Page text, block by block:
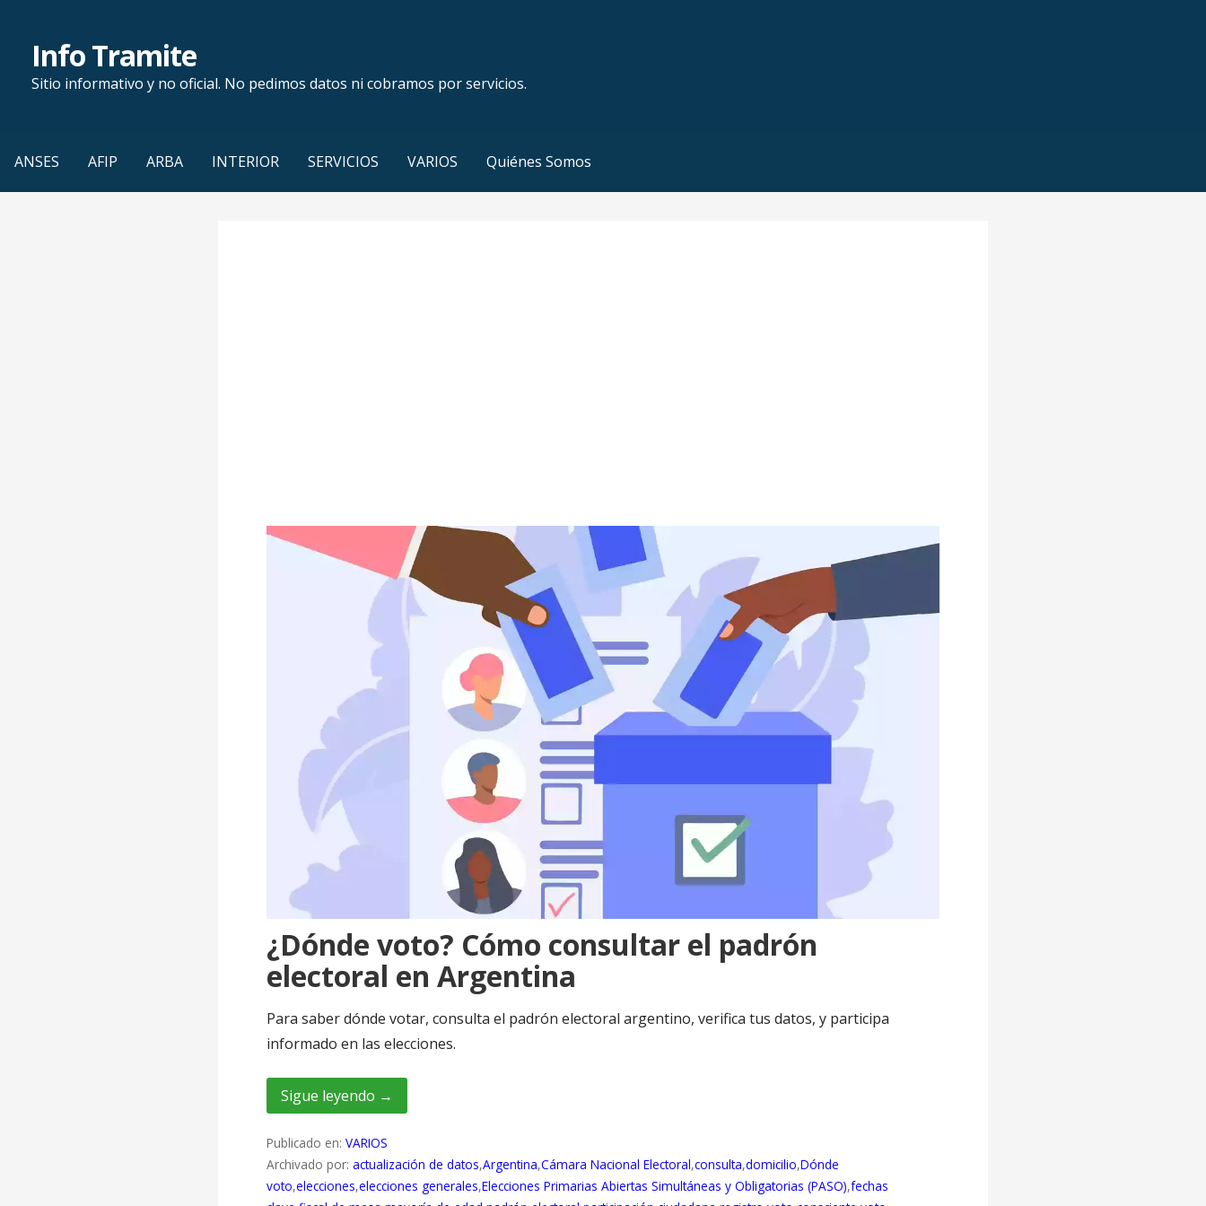
contenidoInfo Tramite
Sitio informativo y no oficial. No pedimos datos ni cobramos por servicios.
ANSES AFIP ARBA INTERIOR SERVICIOS VARIOS Quiénes Somos
¿Dónde voto? Cómo consultar el padrón
electoral en Argentina
Para saber dónde votar, consulta el padrón electoral argentino, verifica tus datos, y participa
informado en las elecciones.
Sigue leyendo →
Publicado en: VARIOS
Archivado por: actualización de datos,Argentina,Cámara Nacional Electoral,consulta,domicilio,Dónde
voto,elecciones,elecciones generales,Elecciones Primarias Abiertas Simultáneas y Obligatorias (PASO),fechas